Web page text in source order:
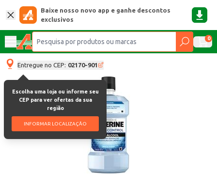
Baixe nosso novo app e ganhe descontos
exclusivos
0
Entregue no CEP: 02170-901
Escolha uma loja ou informe seu
CEP para ver ofertas da sua
região
INFORMAR LOCALIZAÇÃO